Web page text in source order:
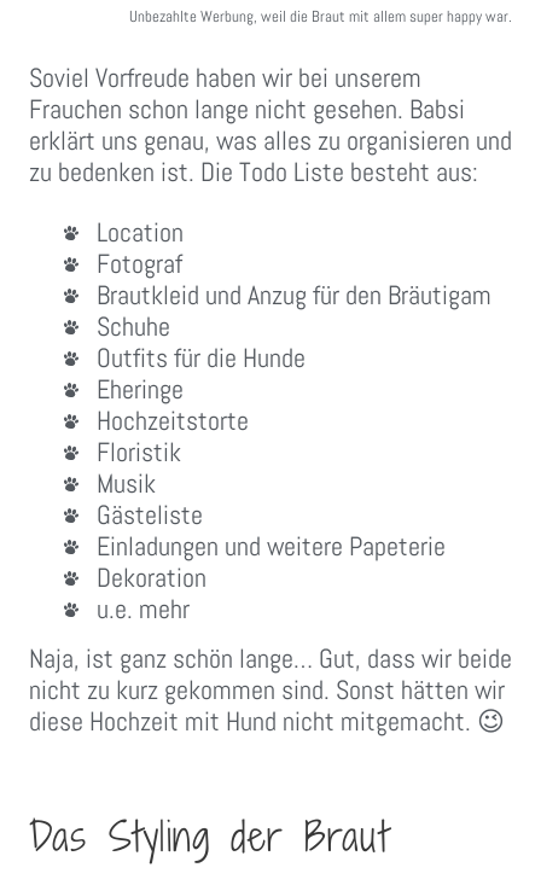
Unbezahlte Werbung, weil die Braut mit allem super happy war.
Soviel Vorfreude haben wir bei unserem
Frauchen schon lange nicht gesehen. Babsi
erklärt uns genau, was alles zu organisieren und
zu bedenken ist. Die Todo Liste besteht aus:
Location
Fotograf
Brautkleid und Anzug für den Bräutigam
Schuhe
Outfits für die Hunde
Eheringe
Hochzeitstorte
Floristik
Musik
Gästeliste
Einladungen und weitere Papeterie
Dekoration
u.e. mehr
Naja, ist ganz schön lange… Gut, dass wir beide
nicht zu kurz gekommen sind. Sonst hätten wir
diese Hochzeit mit Hund nicht mitgemacht. 😉
Das Styling der Braut